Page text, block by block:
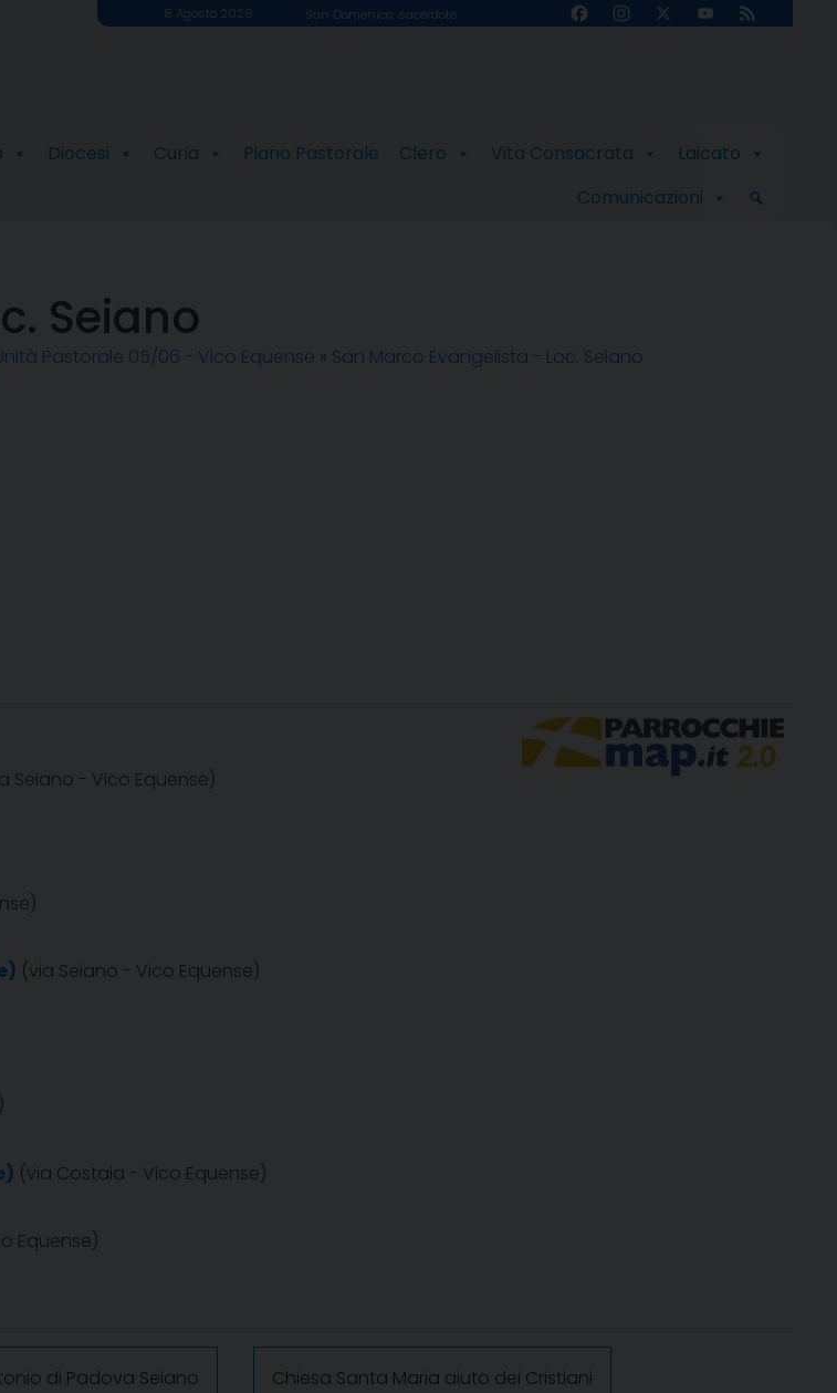
8 Agosto 2026 San Domenico, sacerdote FacebookInstagram
X
YouTube
Feed
Diocesi Curia Piano Pastorale Clero Vita Consacrata
Laicato
Comunicazioni
Seiano
Pastorale 05/06 - Vico Equense » San Marco Evangelista - Loc. Seiano
Seiano - Vico Equense)
(via Seiano - Vico Equense)
(via Costaia - Vico Equense)
Equense)
di Padova Seiano Chiesa Santa Maria aiuto dei Cristiani